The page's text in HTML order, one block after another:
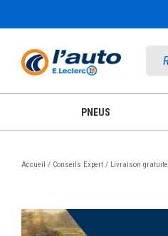
PNEUS
Accueil / Conseils Expert / Livraison gratuite